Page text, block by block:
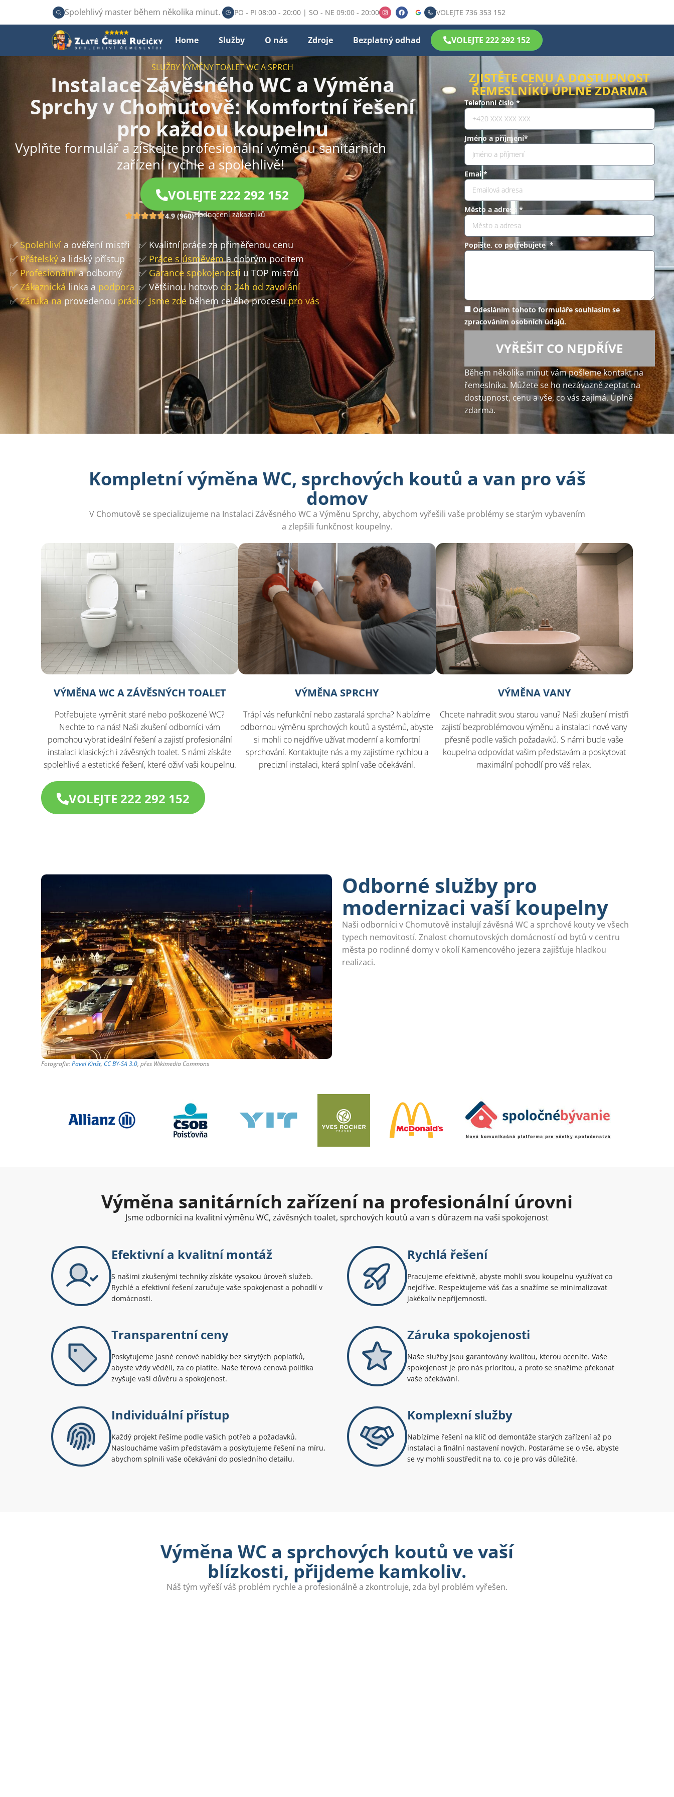
Spolehlivý master během několika minut. PO - PI 08:00 - 20:00 | SO - NE 09:00 - 20:00 VOLEJTE 736 353 152
Home Služby O nás Zdroje Bezplatný odhad VOLEJTE 222 292 152
SLUŽBY VÝMĚNY TOALET WC A SPRCH
Instalace Závěsného WC a Výměna
Sprchy v Chomutově: Komfortní řešení
pro každou koupelnu
Vyplňte formulář a získejte profesionální výměnu sanitárních
zařízení rychle a spolehlivě!
VOLEJTE 222 292 152
4.9 (960)Hodnocení zákazníků
✅Spolehliví a ověření mistři
✅Přátelský a lidský přístup
✅Profesionálnía odborný
✅Zákaznická linka a podpora
✅Záruka na provedenou práci
✅ Kvalitní práce za přiměřenou cenu
✅ Práce s úsměvema dobrým pocitem
✅ Garance spokojenosti u TOP mistrů
✅ Většinou hotovo do 24h od zavolání
✅ Jsme zde během celého procesupro vás
ZJISTĚTE CENU A DOSTUPNOST
ŘEMESLNÍKŮ ÚPLNĚ ZDARMA
Telefonní číslo *
Jméno a příjmení*
Email*
Město a adresa *
Popište, co potřebujete *
Odesláním tohoto formuláře souhlasím se
zpracováním osobních údajů.
VYŘEŠIT CO NEJDŘÍVE
Během několika minut vám pošleme kontakt na
řemeslníka. Můžete se ho nezávazně zeptat na
dostupnost, cenu a vše, co vás zajímá. Úplně
zdarma.
Kompletní výměna WC, sprchových koutů a van pro váš
domov
V Chomutově se specializujeme na Instalaci Závěsného WC a Výměnu Sprchy, abychom vyřešili vaše problémy se starým vybavením
a zlepšili funkčnost koupelny.
VÝMĚNA WC A ZÁVĚSNÝCH TOALET
Potřebujete vyměnit staré nebo poškozené WC?
Nechte to na nás! Naši zkušení odborníci vám
pomohou vybrat ideální řešení a zajistí profesionální
instalaci klasických i závěsných toalet. S námi získáte
spolehlivé a estetické řešení, které oživí vaši koupelnu.
VÝMĚNA SPRCHY
Trápí vás nefunkční nebo zastaralá sprcha? Nabízíme
odbornou výměnu sprchových koutů a systémů, abyste
si mohli co nejdříve užívat moderní a komfortní
sprchování. Kontaktujte nás a my zajistíme rychlou a
precizní instalaci, která splní vaše očekávání.
VÝMĚNA VANY
Chcete nahradit svou starou vanu? Naši zkušení mistři
zajistí bezproblémovou výměnu a instalaci nové vany
přesně podle vašich požadavků. S námi bude vaše
koupelna odpovídat vašim představám a poskytovat
maximální pohodlí pro váš relax.
VOLEJTE 222 292 152
Fotografie:Pavel Kinšt, CC BY-SA 3.0, přes Wikimedia Commons
Odborné služby pro
modernizaci vaší koupelny
Naši odborníci v Chomutově instalují závěsná WC a sprchové kouty ve všech
typech nemovitostí. Znalost chomutovských domácností od bytů v centru
města po rodinné domy v okolí Kamencového jezera zajišťuje hladkou
realizaci.
Výměna sanitárních zařízení na profesionální úrovni
Jsme odborníci na kvalitní výměnu WC, závěsných toalet, sprchových koutů a van s důrazem na vaši spokojenost
Efektivní a kvalitní montáž
S našimi zkušenými techniky získáte vysokou úroveň služeb.
Rychlé a efektivní řešení zaručuje vaše spokojenost a pohodlí v
domácnosti.
Rychlá řešení
Pracujeme efektivně, abyste mohli svou koupelnu využívat co
nejdříve. Respektujeme váš čas a snažíme se minimalizovat
jakékoliv nepříjemnosti.
Transparentní ceny
Poskytujeme jasné cenové nabídky bez skrytých poplatků,
abyste vždy věděli, za co platíte. Naše férová cenová politika
zvyšuje vaši důvěru a spokojenost.
Záruka spokojenosti
Naše služby jsou garantovány kvalitou, kterou oceníte. Vaše
spokojenost je pro nás prioritou, a proto se snažíme překonat
vaše očekávání.
Individuální přístup
Každý projekt řešíme podle vašich potřeb a požadavků.
Nasloucháme vašim představám a poskytujeme řešení na míru,
abychom splnili vaše očekávání do posledního detailu.
Komplexní služby
Nabízíme řešení na klíč od demontáže starých zařízení až po
instalaci a finální nastavení nových. Postaráme se o vše, abyste
se vy mohli soustředit na to, co je pro vás důležité.
Výměna WC a sprchových koutů ve vaší
blízkosti, přijdeme kamkoliv.
Náš tým vyřeší váš problém rychle a profesionálně a zkontroluje, zda byl problém vyřešen.